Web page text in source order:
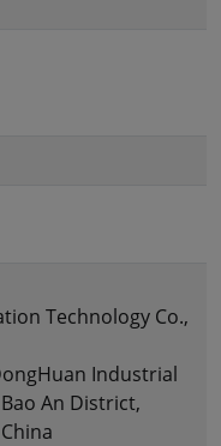
Technology Co.,
Industrial
An District,